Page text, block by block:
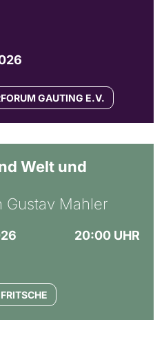
GAUTING E.V.
Welt und
Gustav Mahler
20:00 UHR